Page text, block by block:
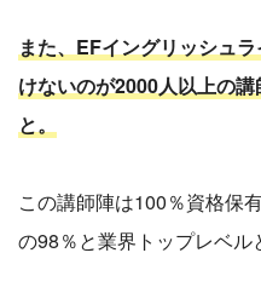
また、EFイングリッシュ
けないのが2000人以上の
と。
この講師陣は100％資格保
の98％と業界トップレベル